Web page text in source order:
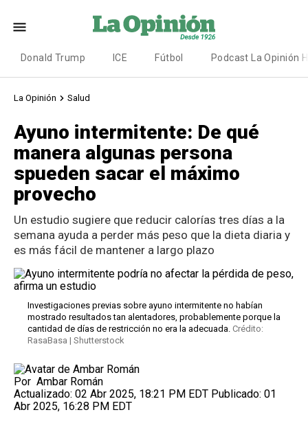
Donald Trump ICE Fútbol Podcast La Opinión
La Opinión Salud
Ayuno intermitente: De qué
manera algunas persona
spueden sacar el máximo
provecho
Un estudio sugiere que reducir calorías tres días a la
semana ayuda a perder más peso que la dieta diaria y
es más fácil de mantener a largo plazo
Investigaciones previas sobre ayuno intermitente no habían
mostrado resultados tan alentadores, probablemente porque la
cantidad de días de restricción no era la adecuada. Crédito:
RasaBasa | Shutterstock
Por Ambar Román
Actualizado: 02 Abr 2025, 18:21 PM EDT Publicado: 01
Abr 2025, 16:28 PM EDT